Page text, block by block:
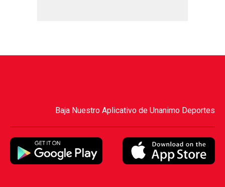
Baja Nuestro Aplicativo de Unanimo Deportes